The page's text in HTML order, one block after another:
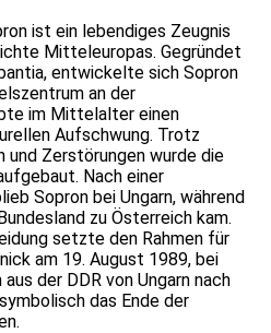
ist ein lebendiges Zeugnis
Mitteleuropas. Gegründet
entwickelte sich Sopron
an der
im Mittelalter einen
Aufschwung. Trotz
und Zerstörungen wurde die
Nach einer
Sopron bei Ungarn, während
zu Österreich kam.
setzte den Rahmen für
am 19. August 1989, bei
der DDR von Ungarn nach
das Ende der